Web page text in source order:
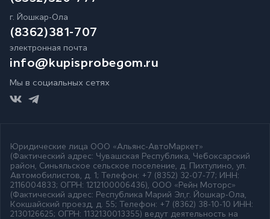
г. Йошкар-Ола
(8362)381-707
электронная почта
info@kupisprobegom.ru
Мы в социальных сетях
Юридические лица ООО «Альянс-АвтоМаркет»
(Фактический адрес: Чувашская Республика, Чебоксарский
район, Синьяльское сельское поселение, д. Пихтулино, ул.
Автомобилистов, д. 1; Телефон: +7 (8352) 32-07-77; ИНН:
2116004833; ОГРН: 1212100006436), ООО «Рейн Моторс»
(Фактический адрес: Республика Марий Эл,г. Йошкар-Ола,
Кокшайский проезд, д. 55; Телефон: +7 (8362) 38-10-10 ИНН:
2130126625; ОГРН: 1132130013355) ведут деятельность на